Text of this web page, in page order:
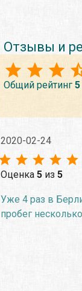
Отзывы и
Общий рейтинг 5
2020-02-24
Оценка 5из 5
Уже 4 раз в
пробег